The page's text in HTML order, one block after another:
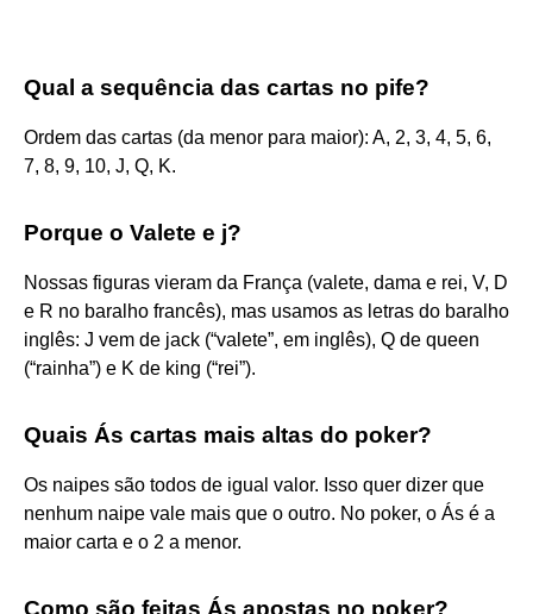
Qual a sequência das cartas no pife?
Ordem das cartas (da menor para maior): A, 2, 3, 4, 5, 6,
7, 8, 9, 10, J, Q, K.
Porque o Valete e j?
Nossas figuras vieram da França (valete, dama e rei, V, D
e R no baralho francês), mas usamos as letras do baralho
inglês: J vem de jack (“valete”, em inglês), Q de queen
(“rainha”) e K de king (“rei”).
Quais Ás cartas mais altas do poker?
Os naipes são todos de igual valor. Isso quer dizer que
nenhum naipe vale mais que o outro. No poker, o Ás é a
maior carta e o 2 a menor.
Como são feitas Ás apostas no poker?